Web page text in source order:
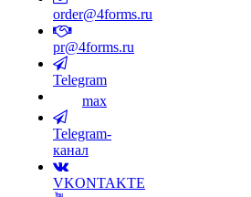
order@4forms.ru
pr@4forms.ru
Telegram
max
Telegram-
канал
VKONTAKTE